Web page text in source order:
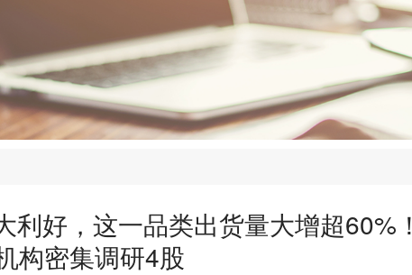
好，这一品类出货量大增超60%！
构密集调研4股